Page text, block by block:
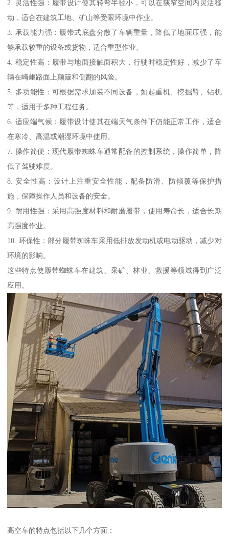
2. 灵活性强：履带设计使其转弯半径小，可以在狭窄空间内灵活移
动，适合在建筑工地、矿山等受限环境中作业。
3. 承载能力强：履带式底盘分散了车辆重量，降低了地面压强，能
够承载较重的设备或货物，适合重型作业。
4. 稳定性高：履带与地面接触面积大，行驶时稳定性好，减少了车
辆在崎岖路面上颠簸和侧翻的风险。
5. 多功能性：可根据需求加装不同设备，如起重机、挖掘臂、钻机
等，适用于多种工程任务。
6. 适应端气候：履带设计使其在端天气条件下仍能正常工作，适合
在寒冷、高温或潮湿环境中使用。
7. 操作简便：现代履带蜘蛛车通常配备的控制系统，操作简单，降
低了驾驶难度。
8. 安全性高：设计上注重安全性能，配备防滑、防倾覆等保护措
施，保障操作人员和设备的安全。
9. 耐用性强：采用高强度材料和耐磨履带，使用寿命长，适合长期
高强度作业。
10. 环保性：部分履带蜘蛛车采用低排放发动机或电动驱动，减少对
环境的影响。
这些特点使履带蜘蛛车在建筑、采矿、林业、救援等领域得到广泛
应用。
高空车的特点包括以下几个方面：